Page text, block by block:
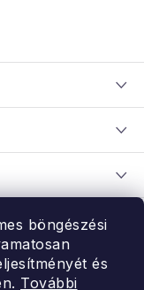
böngészési
és
További